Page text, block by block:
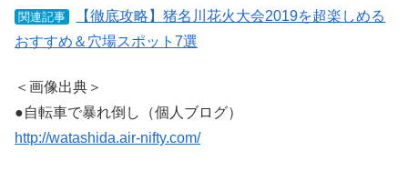
関連記事
【徹底攻略】猪名川花火大会2019を超楽しめる
おすすめ＆穴場スポット7選
＜画像出典＞
●自転車で暴れ倒し（個人ブログ）
http://watashida.air-nifty.com/